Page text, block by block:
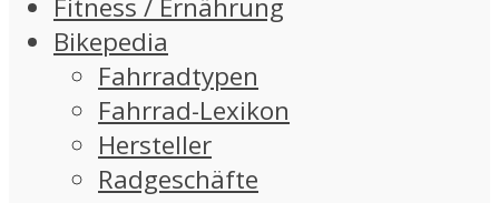
Fitness / Ernährung
Bikepedia
Fahrradtypen
Fahrrad-Lexikon
Hersteller
Radgeschäfte